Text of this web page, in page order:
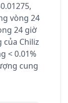
vòng 24
24 giờ
Chiliz
< 0.01%
cung